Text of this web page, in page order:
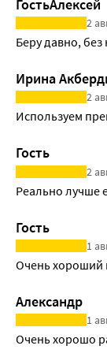
• при
метформином,
относится ли
Препарат
Время приема
ГостьАлексей
2
Беру давно,
Ирина
2
Используем
Гость
2
Реально лучше
Гость
1
Очень хороший
Александр
1
Очень хорошо